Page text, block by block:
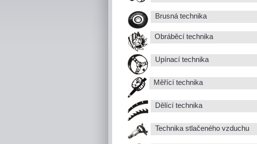
Brusná technika
Obráběcí technika
Upínací technika
Měřící technika
Dělící technika
Technika stlačeného vzduchu